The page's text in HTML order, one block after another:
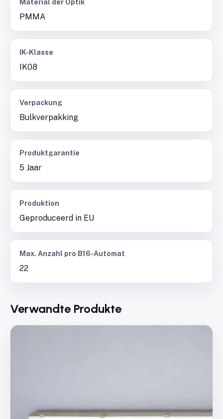
Material der Optik
PMMA
IK-Klasse
IK08
Verpackung
Bulkverpakking
Produktgarantie
5 Jaar
Produktion
Geproduceerd in EU
Max. Anzahl pro B16-Automat
22
Verwandte Produkte